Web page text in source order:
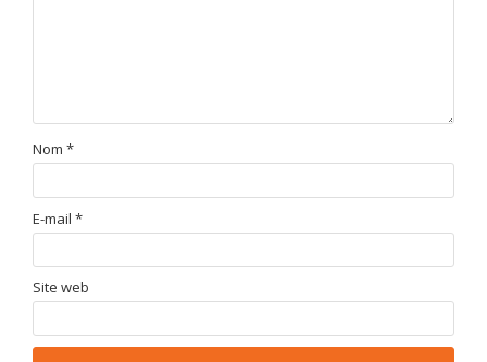
Nom *
E-mail *
Site web